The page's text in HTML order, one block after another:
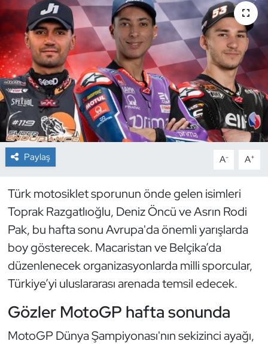
Paylaş A- A+
Türk motosiklet sporunun önde gelen isimleri
Toprak Razgatlıoğlu, Deniz Öncü ve Asrın Rodi
Pak, bu hafta sonu Avrupa'da önemli yarışlarda
boy gösterecek. Macaristan ve Belçika’da
düzenlenecek organizasyonlarda milli sporcular,
Türkiye’yi uluslararası arenada temsil edecek.
Gözler MotoGP hafta sonunda
MotoGP Dünya Şampiyonası'nın sekizinci ayağı,
Buz Pateni
Çim Hokeyi
Cimnastik
Curling
Dağcılık
Dövüş Sanatı
E-Spor
Eskrim
Futsal